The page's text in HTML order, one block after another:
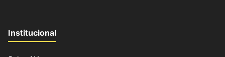
Institucional